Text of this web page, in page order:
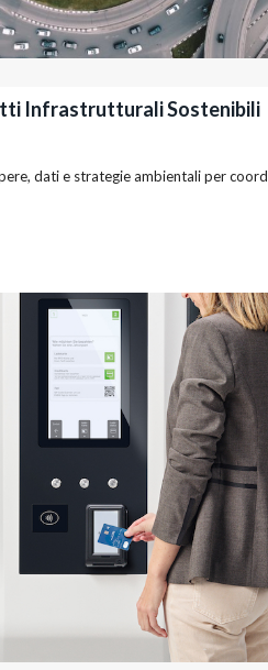
Infrastrutturali Sostenibili
dati e strategie ambientali per